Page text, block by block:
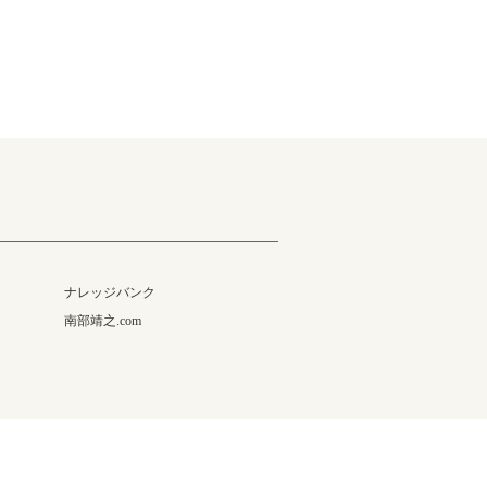
ナレッジバンク
南部靖之.com